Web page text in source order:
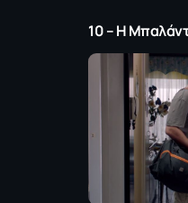
10 – Η